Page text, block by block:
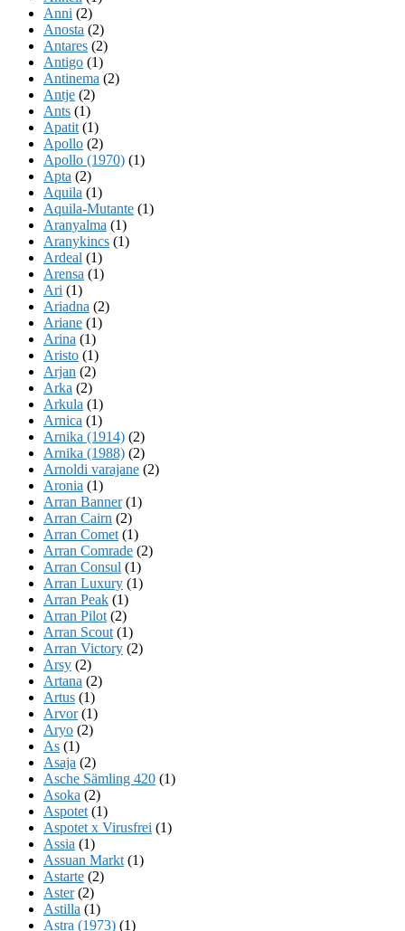
Anni (2)
Anosta (2)
Antares (2)
Antigo (1)
Antinema (2)
Antje (2)
Ants (1)
Apatit (1)
Apollo (2)
Apollo (1970) (1)
Apta (2)
Aquila (1)
Aquila-Mutante (1)
Aranyalma (1)
Aranykincs (1)
Ardeal (1)
Arensa (1)
Ari (1)
Ariadna (2)
Ariane (1)
Arina (1)
Aristo (1)
Arjan (2)
Arka (2)
Arkula (1)
Arnica (1)
Arnika (1914) (2)
Arnika (1988) (2)
Arnoldi varajane (2)
Aronia (1)
Arran Banner(1)
Arran Cairn (2)
Arran Comet (1)
Arran Comrade (2)
Arran Consul (1)
Arran Luxury (1)
Arran Peak (1)
Arran Pilot (2)
Arran Scout (1)
Arran Victory (2)
Arsy (2)
Artana (2)
Artus (1)
Arvor(1)
Aryo (2)
As (1)
Asaja (2)
Asche Sämling 420 (1)
Asoka (2)
Aspotet (1)
Aspotet x Virusfrei (1)
Assia (1)
Assuan Markt (1)
Astarte (2)
Aster(2)
Astilla (1)
Astra (1973) (1)